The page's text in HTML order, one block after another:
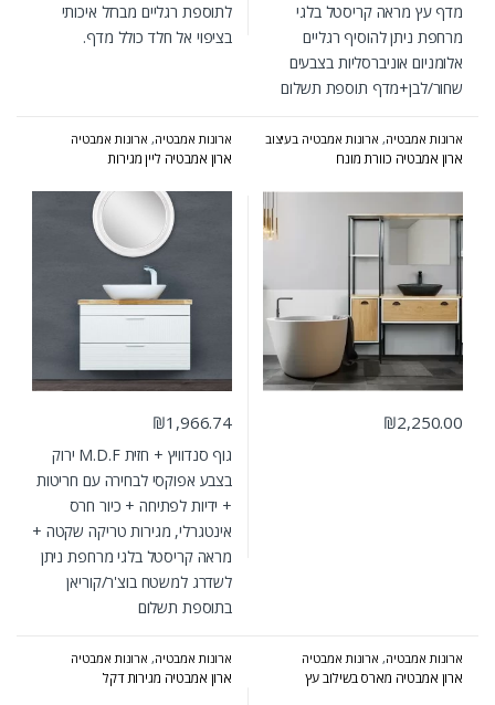
מדף עץ מראה קריסטל בלגי
מרחפת ניתן להוסיף רגליים
אלומניום אוניברסליות בצבעים
שחור/לבן+מדף תוספת תשלום
לתוספת רגליים מברזל איכותי
בציפוי אל חלד כולל מדף.
ארונות אמבטיה, ארונות אמבטיה בעיצוב
הייטקי,ארונות אמבטיה מעוצבים
ארונות אמבטיה עומדים, ארונות שירותארון אמבטיה כוורת מונח
₪2,250.00
ארונות אמבטיה, ארונות אמבטיה
מעוצבים,ארונות אמבטיה מרחפים
ארונות שירות
ארון אמבטיה ליין מגירות
₪1,966.74
גוף סנדוויץ + חזית M.D.F ירוק
בצבע אפוקסי לבחירה עם חריטות
+ ידיות לפתיחה + כיור חרס
אינטגרלי, מגירות טריקה שקטה +
מראה קריסטל בלגי מרחפת ניתן
לשדרג למשטח בוצ'ר/קוריאן
בתוספת תשלום
ארונות אמבטיה, ארונות אמבטיה
מעוצבים,ארונות אמבטיה מרחפים
ארונות שירות
ארון אמבטיה מארס בשילוב עץ
ארונות אמבטיה, ארונות אמבטיה
מעוצבים,ארונות אמבטיה מרחפים
ארונות שירות
ארון אמבטיה מגירות דקל